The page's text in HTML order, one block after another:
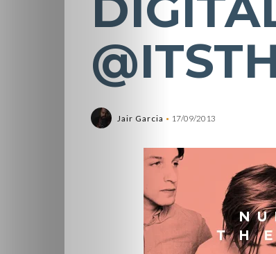
Jair Garcia 17/09/2013